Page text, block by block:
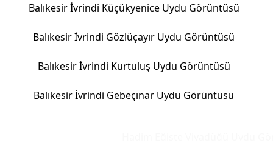
Balıkesir İvrindi Küçükyenice Uydu Görüntüsü
Balıkesir İvrindi Gözlüçayır Uydu Görüntüsü
Balıkesir İvrindi Kurtuluş Uydu Görüntüsü
Balıkesir İvrindi Gebeçınar Uydu Görüntüsü